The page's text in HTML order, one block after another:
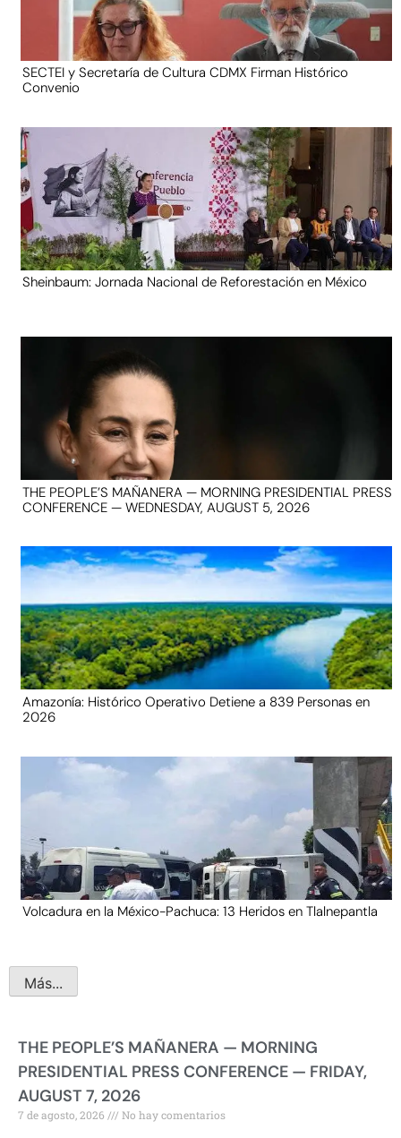
SECTEI y Secretaría de Cultura CDMX Firman Histórico
Convenio
Sheinbaum: Jornada Nacional de Reforestación en México
THE PEOPLE’S MAÑANERA — MORNING PRESIDENTIAL PRESS
CONFERENCE — WEDNESDAY, AUGUST 5, 2026
Amazonía: Histórico Operativo Detiene a 839 Personas en
2026
Volcadura en la México-Pachuca: 13 Heridos en Tlalnepantla
Más...
THE PEOPLE’S MAÑANERA — MORNING
PRESIDENTIAL PRESS CONFERENCE — FRIDAY,
AUGUST 7, 2026
7 de agosto, 2026 No hay comentarios